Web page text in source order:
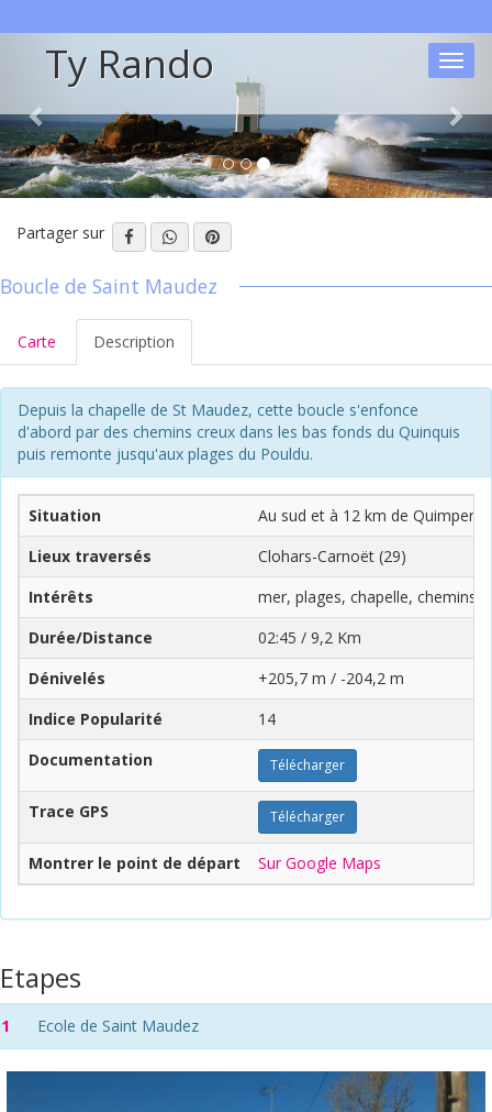
Ty Rando
Partager sur
Boucle de Saint Maudez
Carte Description
Depuis la chapelle de St Maudez, cette boucle s'enfonce
d'abord par des chemins creux dans les bas fonds du Quinquis
puis remonte jusqu'aux plages du Pouldu.
Situation
Au sud et à 12 km de
Lieux traversés
Clohars-Carnoët (29)
Intérêts
mer, plages, chapelle, chemins
Durée/Distance
02:45 / 9,2 Km
Dénivelés
+205,7 m / -204,2 m
Indice Popularité
14
Documentation
Télécharger
Trace GPS Télécharger
Montrer le point de départ Sur Google Maps
Etapes
1 Ecole de Saint Maudez